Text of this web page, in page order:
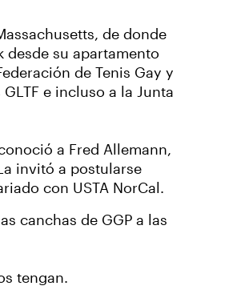
de donde
desde su apartamento
de Tenis Gay y
e incluso a la Junta
a Fred Allemann,
invitó a postularse
con USTA NorCal.
canchas de GGP a las
tengan.